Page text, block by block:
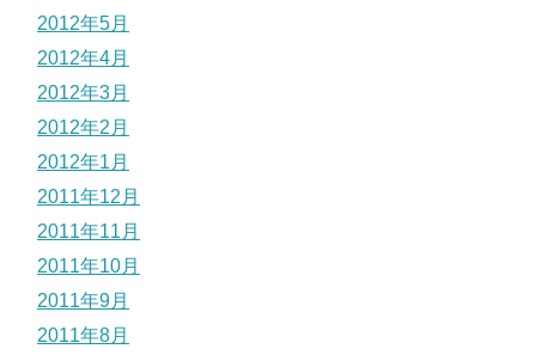
2012年5月
2012年4月
2012年3月
2012年2月
2012年1月
2011年12月
2011年11月
2011年10月
2011年9月
2011年8月